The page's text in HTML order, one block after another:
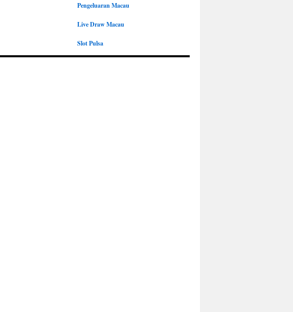
Pengeluaran Macau
Live Draw Macau
Slot Pulsa